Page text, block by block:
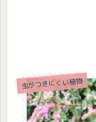
虫がつきにくい植物